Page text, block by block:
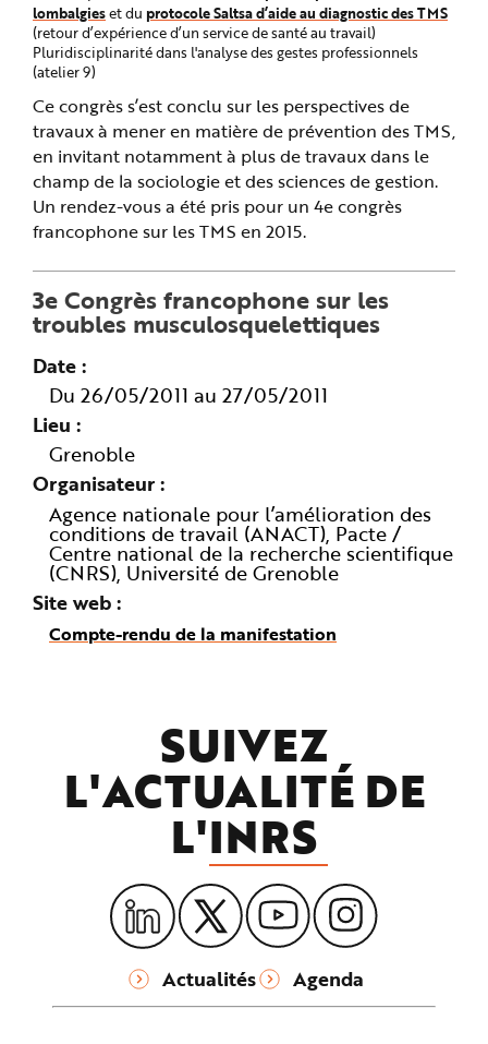
lombalgieset du protocole Saltsa d’aide au diagnostic des TMS
(retour d’expérience d’un service de santé au travail)
Pluridisciplinarité dans l'analyse des gestes professionnels
(atelier 9)
Ce congrès s’est conclu sur les perspectives de
travaux à mener en matière de prévention des TMS,
en invitant notamment à plus de travaux dans le
champ de la sociologie et des sciences de gestion.
Un rendez-vous a été pris pour un 4e congrès
francophone sur les TMS en 2015.
3e Congrès francophone sur les
troubles musculosquelettiques
Date
Du 26/05/2011 au 27/05/2011
Lieu
Grenoble
Organisateur
Agence nationale pour l’amélioration des
conditions de travail (ANACT), Pacte /
Centre national de la recherche scientifique
(CNRS), Université de Grenoble
Site web
Compte-rendu de la manifestation
SUIVEZ
L'ACTUALITÉ DE
L'INRS
Actualités Agenda